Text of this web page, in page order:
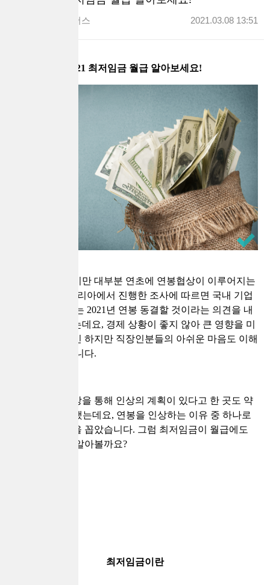
대출브라더스 2021.03.08 13:51
2021 최저임금 월급 알아보세요!
회사마다 다르지만 대부분 연초에 연봉협상이 이루어지는
데요, 작년 잡코리아에서 진행한 조사에 따르면 국내 기업
중 절반 가까이는 2021년 연봉 동결할 것이라는 의견을 내
비추었다고 하는데요, 경제 상황이 좋지 않아 큰 영향을 미
친것으로 보이긴 하지만 직장인분들의 아쉬운 마음도 이해
가 가는 상황입니다.
하지만 연봉협상을 통해 인상의 계획이 있다고 한 곳도 약
23% 정도 존재했는데요, 연봉을 인상하는 이유 중 하나로
최저임금 향상을 꼽았습니다. 그럼 최저임금이 월급에도
영향을 주는지 알아볼까요?
최저임금이란